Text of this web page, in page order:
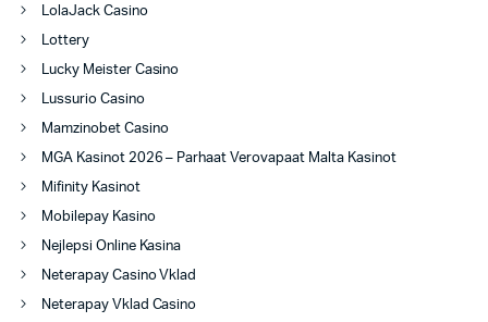
LolaJack Casino
Lottery
Lucky Meister Casino
Lussurio Casino
Mamzinobet Casino
MGA Kasinot 2026 – Parhaat Verovapaat Malta Kasinot
Mifinity Kasinot
Mobilepay Kasino
Nejlepsi Online Kasina
Neterapay Casino Vklad
Neterapay Vklad Casino